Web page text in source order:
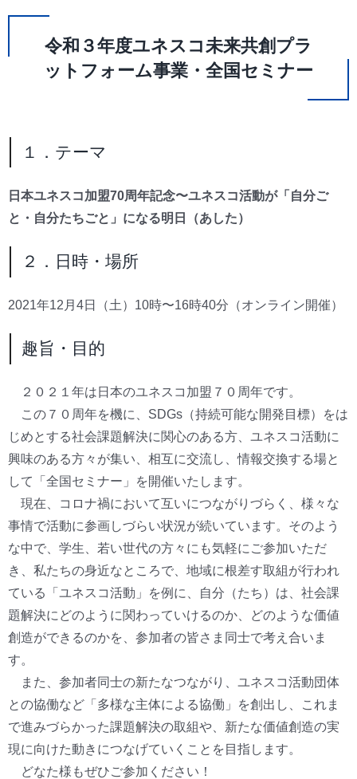
令和３年度ユネスコ未来共創プラ
ットフォーム事業・全国セミナー
１．テーマ
日本ユネスコ加盟70周年記念〜ユネスコ活動が「自分ご
と・自分たちごと」になる明日（あした）
２．日時・場所
2021年12月4日（土）10時〜16時40分（オンライン開催）
趣旨・目的
２０２１年は日本のユネスコ加盟７０周年です。
この７０周年を機に、SDGs（持続可能な開発目標）をは
じめとする社会課題解決に関心のある方、ユネスコ活動に
興味のある方々が集い、相互に交流し、情報交換する場と
して「全国セミナー」を開催いたします。
現在、コロナ禍において互いにつながりづらく、様々な
事情で活動に参画しづらい状況が続いています。そのよう
な中で、学生、若い世代の方々にも気軽にご参加いただ
き、私たちの身近なところで、地域に根差す取組が行われ
ている「ユネスコ活動」を例に、自分（たち）は、社会課
題解決にどのように関わっていけるのか、どのような価値
創造ができるのかを、参加者の皆さま同士で考え合いま
す。
また、参加者同士の新たなつながり、ユネスコ活動団体
との協働など「多様な主体による協働」を創出し、これま
で進みづらかった課題解決の取組や、新たな価値創造の実
現に向けた動きにつなげていくことを目指します。
どなた様もぜひご参加ください！